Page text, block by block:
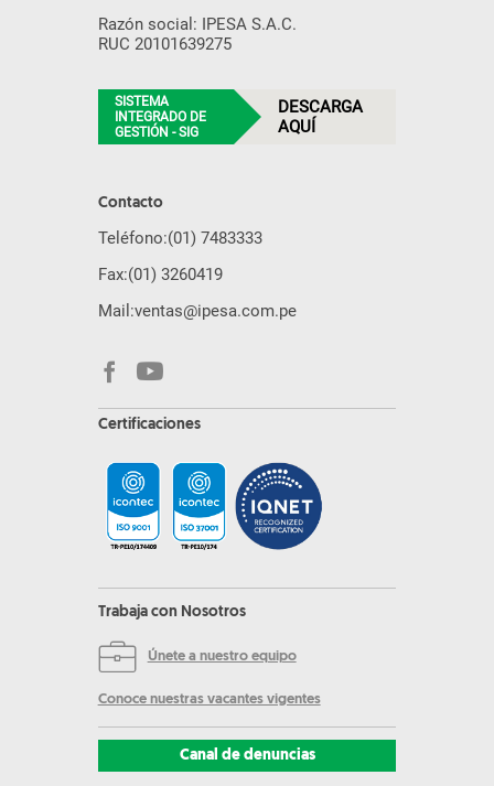
Razón social: IPESA S.A.C.
RUC 20101639275
SISTEMA
INTEGRADO DE
GESTIÓN - SIG
DESCARGA
AQUÍ
Contacto
Teléfono:(01) 7483333
Fax:(01) 3260419
Mail:ventas@ipesa.com.pe
Certificaciones
Trabaja con Nosotros
Únete a nuestro equipo
Conoce nuestras vacantes vigentes
Canal de denuncias